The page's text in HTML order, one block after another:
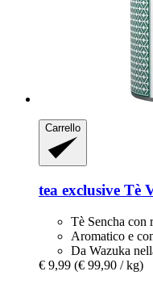
Carrello
tea exclusive Tè
Tè Sencha con
Aromatico e
Da Wazuka
€ 9,99 (€ 99,90 / kg)